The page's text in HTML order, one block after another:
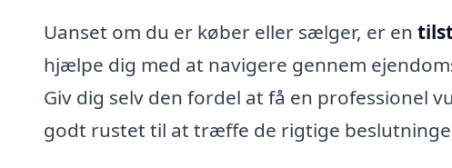
Uanset om du er køber eller sælger, er en
hjælpe dig med at navigere gennem
Giv dig selv den fordel at få en professionel
godt rustet til at træffe de rigtige